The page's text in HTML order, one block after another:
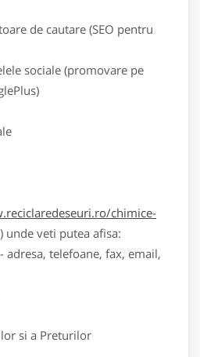
de cautare (SEO pentru
sociale (promovare pe
chimice-
) unde veti putea afisa:
telefoane, fax, email,
si a Preturilor